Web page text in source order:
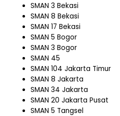
SMAN 3 Bekasi
SMAN 8 Bekasi
SMAN 17 Bekasi
SMAN 5 Bogor
SMAN 3 Bogor
SMAN 45
SMAN 104 Jakarta Timur
SMAN 8 Jakarta
SMAN 34 Jakarta
SMAN 20 Jakarta Pusat
SMAN 5 Tangsel